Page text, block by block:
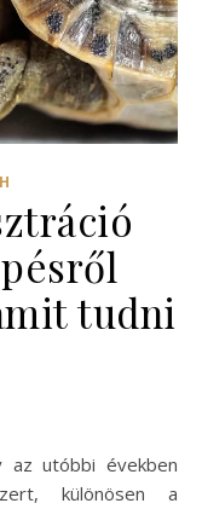
tudni
különösen a